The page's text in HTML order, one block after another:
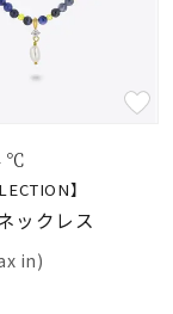
℃
】
ックレス
in)